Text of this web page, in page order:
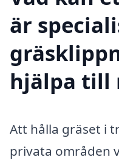
är
hjälpa till
Att hålla gräset i
privata områden